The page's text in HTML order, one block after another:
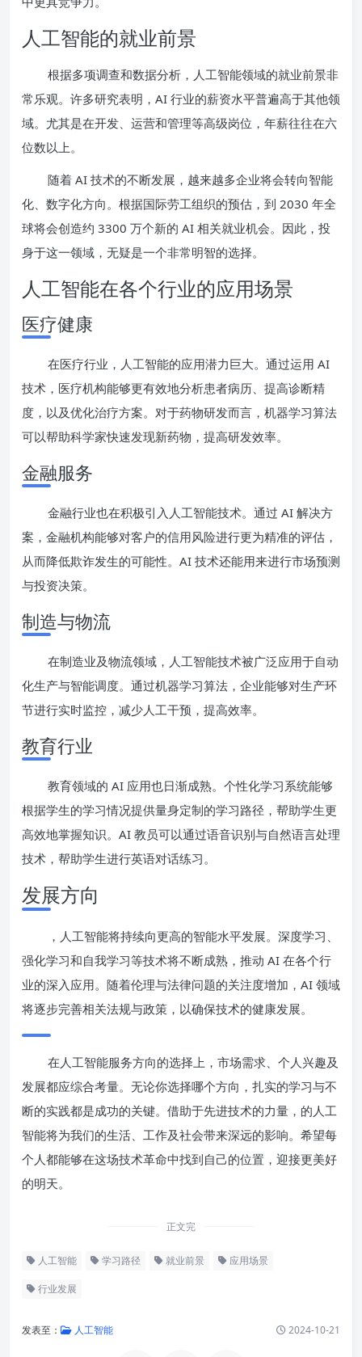
人工智能的就业前景
根据多项调查和数据分析，人工智能领域的就业前景非
常乐观。许多研究表明，AI 行业的薪资水平普遍高于其他领
域。尤其是在开发、运营和管理等高级岗位，年薪往往在六
位数以上。
随着 AI 技术的不断发展，越来越多企业将会转向智能
化、数字化方向。根据国际劳工组织的预估，到 2030 年全
球将会创造约 3300 万个新的 AI 相关就业机会。因此，投
身于这一领域，无疑是一个非常明智的选择。
人工智能在各个行业的应用场景
医疗健康
在医疗行业，人工智能的应用潜力巨大。通过运用 AI
技术，医疗机构能够更有效地分析患者病历、提高诊断精
度，以及优化治疗方案。对于药物研发而言，机器学习算法
可以帮助科学家快速发现新药物，提高研发效率。
金融服务
金融行业也在积极引入人工智能技术。通过 AI 解决方
案，金融机构能够对客户的信用风险进行更为精准的评估，
从而降低欺诈发生的可能性。AI 技术还能用来进行市场预测
与投资决策。
制造与物流
在制造业及物流领域，人工智能技术被广泛应用于自动
化生产与智能调度。通过机器学习算法，企业能够对生产环
节进行实时监控，减少人工干预，提高效率。
教育行业
教育领域的 AI 应用也日渐成熟。个性化学习系统能够
根据学生的学习情况提供量身定制的学习路径，帮助学生更
高效地掌握知识。AI 教员可以通过语音识别与自然语言处理
技术，帮助学生进行英语对话练习。
发展方向
，人工智能将持续向更高的智能水平发展。深度学习、
强化学习和自我学习等技术将不断成熟，推动 AI 在各个行
业的深入应用。随着伦理与法律问题的关注度增加，AI 领域
将逐步完善相关法规与政策，以确保技术的健康发展。
在人工智能服务方向的选择上，市场需求、个人兴趣及
发展都应综合考量。无论你选择哪个方向，扎实的学习与不
断的实践都是成功的关键。借助于先进技术的力量，的人工
智能将为我们的生活、工作及社会带来深远的影响。希望每
个人都能够在这场技术革命中找到自己的位置，迎接更美好
的明天。
正文完
人工智能 学习路径 就业前景 应用场景
行业发展
发表至： 人工智能 2024-10-21